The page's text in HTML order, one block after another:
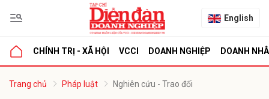
English
CHÍNH TRỊ - XÃ HỘI VCCI DOANH NGHIỆP DOANH
Trang chủ Pháp luật Nghiên cứu - Trao đổi
luận